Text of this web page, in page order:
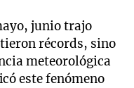
junio trajo
récords, sino
meteorológica
este fenómeno